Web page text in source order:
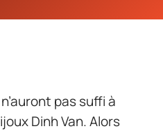
pas suffi à
Dinh Van. Alors